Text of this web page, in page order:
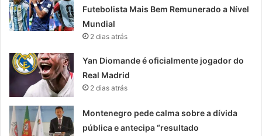
Futebolista Mais Bem Remunerado a Nível
Mundial
2 dias atrás
Yan Diomande é oficialmente jogador do
Real Madrid
2 dias atrás
Montenegro pede calma sobre a dívida
pública e antecipa “resultado